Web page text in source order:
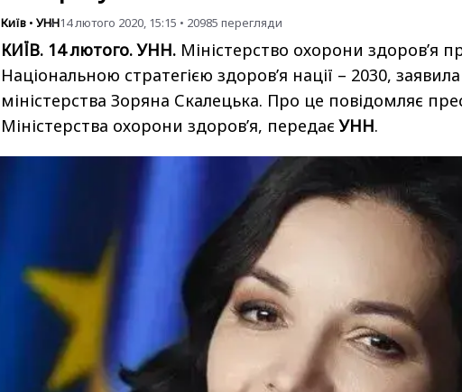
Київ • УНН14 лютого 2020, 15:15 • 20985 перегляди
КИЇВ. 14 лютого. УНН. Міністерство охорони здоров’я
Національною стратегією здоров’я нації – 2030,
міністерства Зоряна Скалецька. Про це повідомляє
Міністерства охорони здоров’я, передаєУНН.